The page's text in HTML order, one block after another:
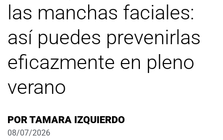
las manchas faciales:
así puedes prevenirlas
eficazmente en pleno
verano
PORTAMARA IZQUIERDO
08/07/2026